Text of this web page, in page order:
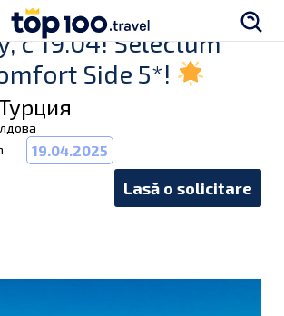
c 19.04! Selectum
Side 5*!
19.04.2025
Lasă o solicitare